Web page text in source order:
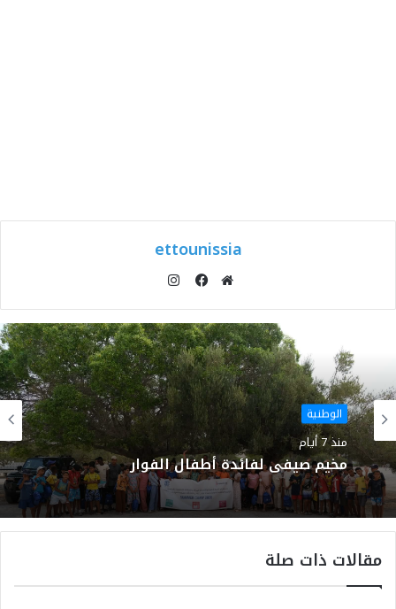
ettounissia
الويب
الوطنية
منذ 7 أيام
مخيم صيفي لفائدة أطفال الفوار
مقالات ذات صلة